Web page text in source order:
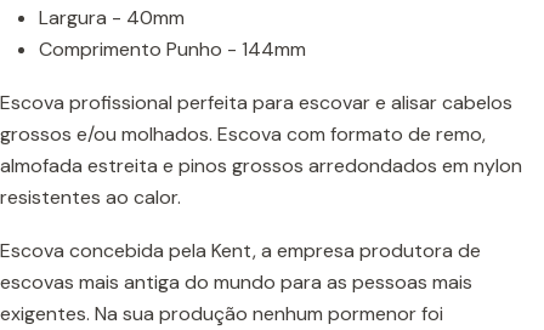
Largura - 40mm
Comprimento Punho - 144mm
Escova profissional perfeita para escovar e alisar cabelos
grossos e/ou molhados. Escova com formato de remo,
almofada estreita e pinos grossos arredondados em nylon
resistentes ao calor.
Escova concebida pela Kent, a empresa produtora de
escovas mais antiga do mundo para as pessoas mais
exigentes. Na sua produção nenhum pormenor foi